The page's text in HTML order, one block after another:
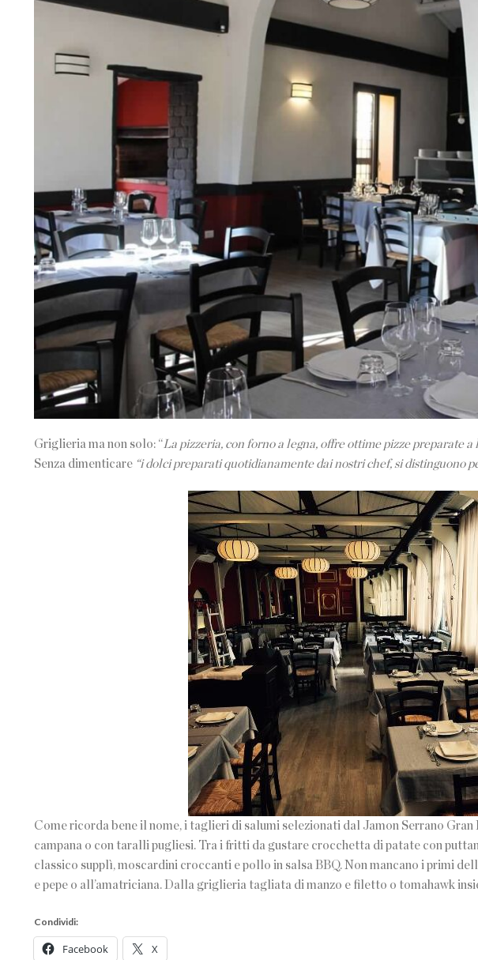
Griglieria ma non solo: “La pizzeria, con forno a legna, offre ottime pizze preparate
Senza dimenticare “i dolci preparati quotidianamente dai nostri chef, si distinguono
Come ricorda bene il nome, i taglieri di salumi selezionati dal Jamon Serrano
campana o con taralli pugliesi. Tra i fritti da gustare crocchetta di patate con
classico supplì, moscardini croccanti e pollo in salsa BBQ. Non mancano i primi
e pepe o all’amatriciana. Dalla griglieria tagliata di manzo e filetto o tomahawk
Condividi:
Facebook X